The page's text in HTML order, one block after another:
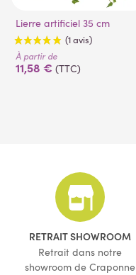
Lierre artificiel 35 cm
(1 avis)
À partir de
11,58 € (TTC)
RETRAIT SHOWROOM
Retrait dans notre
showroom de Craponne